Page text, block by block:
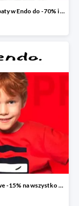
Tłuste rabaty w Endo do -70% i extra -20% na wszystko
Dodatkowe -15% na wszystko z wyprzedaży w Endo